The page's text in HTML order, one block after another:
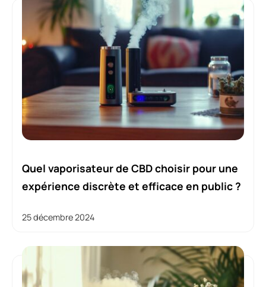
Quel vaporisateur de CBD choisir pour une
expérience discrète et efficace en public ?
25 décembre 2024